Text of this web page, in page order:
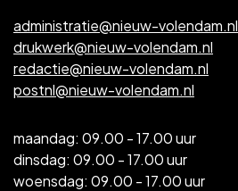
administratie@nieuw-volendam.nl
drukwerk@nieuw-volendam.nl
redactie@nieuw-volendam.nl
postnl@nieuw-volendam.nl
maandag: 09.00 - 17.00 uur
dinsdag: 09.00 - 17.00 uur
woensdag: 09.00 - 17.00 uur